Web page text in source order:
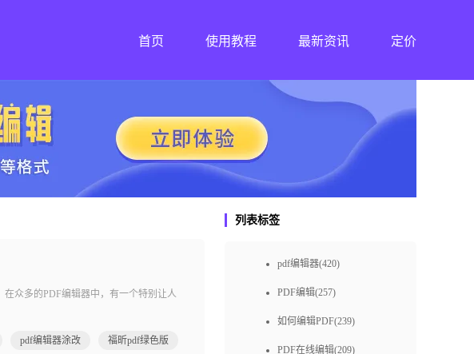
首页 使用教程 最新资讯 定价
众多的PDF编辑器中，有一个特别让人
pdf编辑器涂改 福昕pdf绿色版
列表标签
pdf编辑器(420)
PDF编辑(257)
如何编辑PDF(239)
PDF在线编辑(209)